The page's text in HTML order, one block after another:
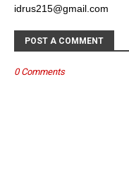
idrus215@gmail.com
POST A COMMENT
0 Comments